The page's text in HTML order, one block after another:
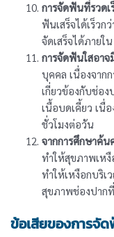
การจัดฟันที่รวดเ
ฟันเสร็จได้เร็วก
จัดเสร็จได้ภายใ
การจัดฟันใสอา
บุคคล เนื่องจาก
เกี่ยวข้องกับช่อง
เนื้อบดเคี้ยว เนื่
ชั่วโมงต่อวัน
จากการศึกษาค้น
ทำให้สุขภาพเห
ทำให้เหงือกบริ
สุขภาพช่องปาก
ข้อเสียของการจั